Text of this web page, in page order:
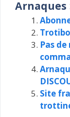
Arnaques
Pas
Site